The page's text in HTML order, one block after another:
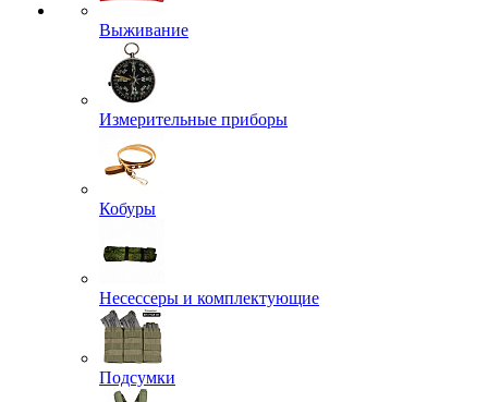
Выживание
Измерительные приборы
Кобуры
Несессеры и комплектующие
Подсумки